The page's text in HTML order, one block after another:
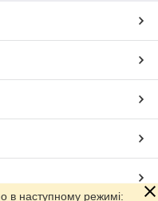
в наступному режимі: